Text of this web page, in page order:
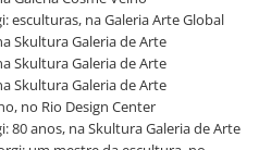
esculturas, na Galeria Arte Global
Skultura Galeria de Arte
Skultura Galeria de Arte
Skultura Galeria de Arte
no Rio Design Center
80 anos, na Skultura Galeria de Arte